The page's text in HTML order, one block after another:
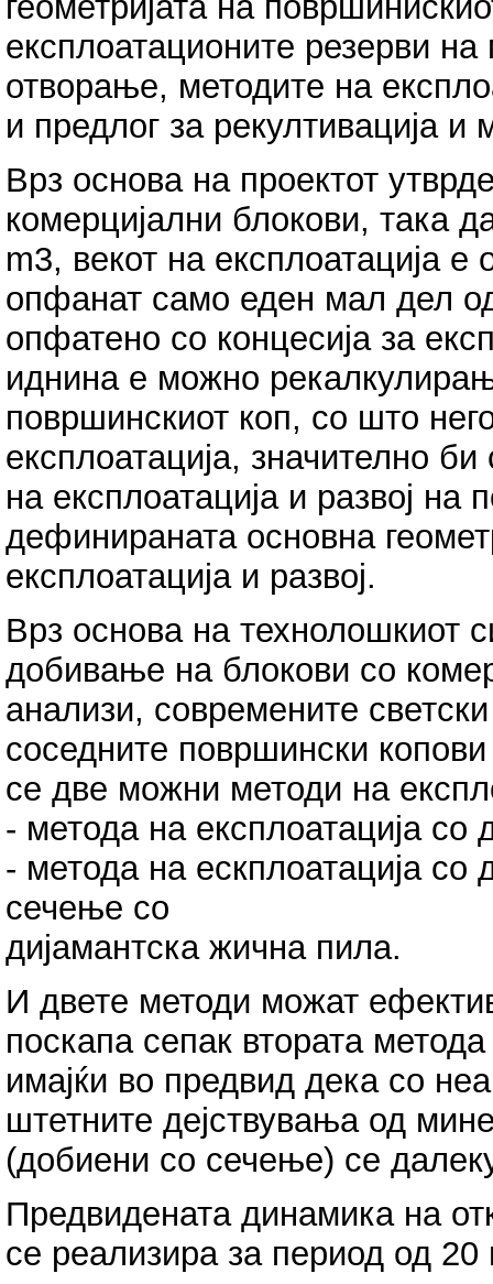
експлоатационите резерви
отворање, методите на
и предлог за рекултивација и
Врз основа на проектот
комерцијални блокови, така
m3, векот на експлоатација е
опфанат само еден мал дел
опфатено со концесија за
иднина е можно
површинскиот коп, со што
експлоатација, значително
на експлоатација и развој
дефинираната основна
експлоатација и развој.
Врз основа на технолошкиот
добивање на блокови со
анализи, современите
соседните површински
се две можни методи на
- метода на експлоатација со
- метода на ескплоатација со
сечење со
дијамантска жична пила.
И двете методи можат
поскапа сепак втората
имајќи во предвид дека со
штетните дејствувања од
(добиени со сечење) се
Предвидената динамика на
се реализира за период од